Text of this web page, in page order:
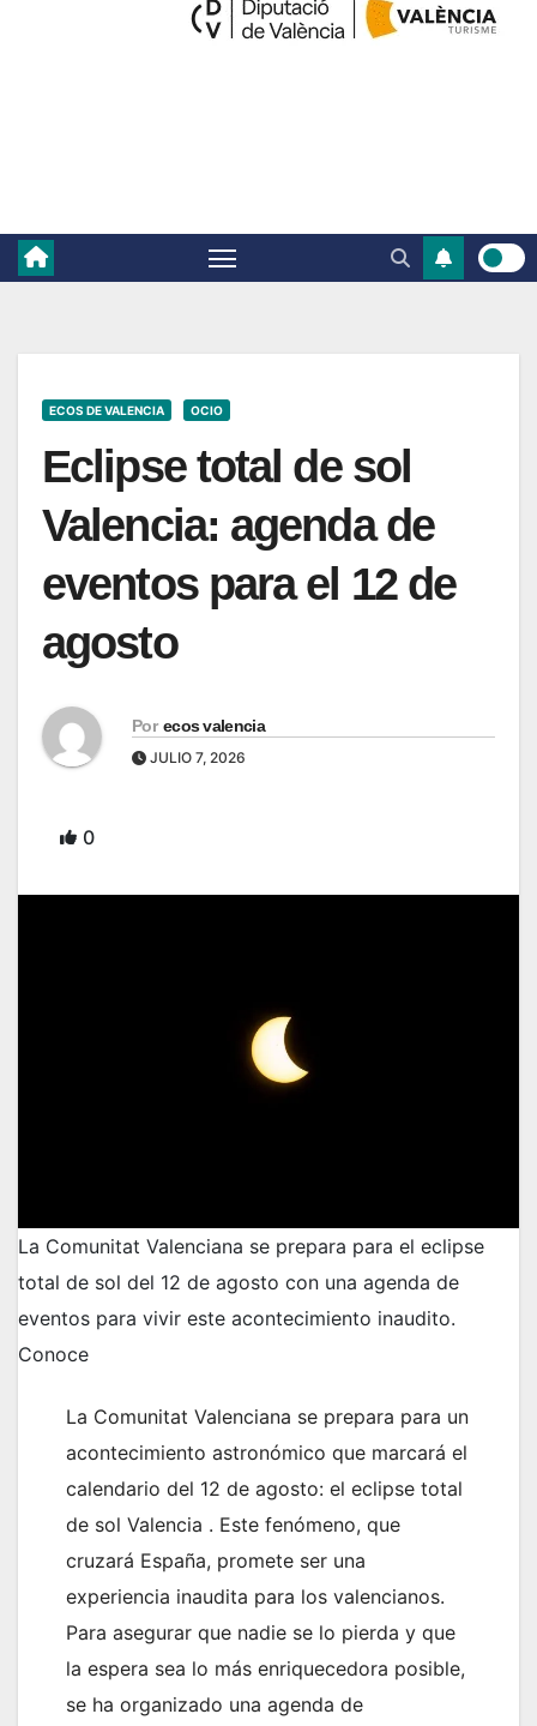
ECOS DE VALENCIA OCIO
Eclipse total de sol
Valencia: agenda de
eventos para el 12 de
agosto
Por ecos valencia
JULIO 7, 2026
0
La Comunitat Valenciana se prepara para el eclipse
total de sol del 12 de agosto con una agenda de
eventos para vivir este acontecimiento inaudito.
Conoce
La Comunitat Valenciana se prepara para un
acontecimiento astronómico que marcará el
calendario del 12 de agosto: el eclipse total
de sol Valencia . Este fenómeno, que
cruzará España, promete ser una
experiencia inaudita para los valencianos.
Para asegurar que nadie se lo pierda y que
la espera sea lo más enriquecedora posible,
se ha organizado una agenda de